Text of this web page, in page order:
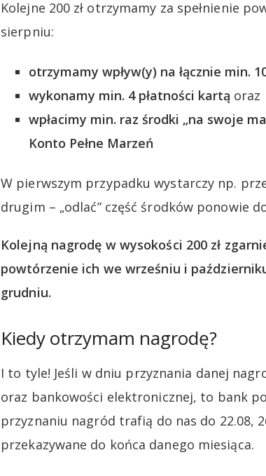
Kolejne 200 zł otrzymamy za spełnienie
sierpniu:
otrzymamy wpływ(y) na łącznie min.
wykonamy min. 4 płatności kartą oraz
wpłacimy min. raz środki „na swoje
Konto Pełne Marzeń
W pierwszym przypadku wystarczy np.
drugim – „odlać” część środków ponowie
Kolejną nagrodę w wysokości 200 zł
powtórzenie ich we wrześniu i
grudniu.
Kiedy otrzymam nagrodę?
I to tyle! Jeśli w dniu przyznania danej
oraz bankowości elektronicznej, to bank
przyznaniu nagród trafią do nas do 22.08,
przekazywane do końca danego miesiąca.